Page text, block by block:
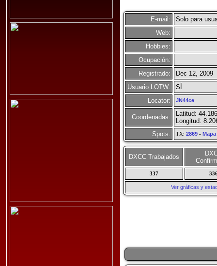
E-mail:
Solo para
Web:
Hobbies:
Ocupación:
Registrado:
Dec 12, 2009
Usuario LOTW:
SÍ
Locator:
JN44ce
Coordenadas:
Latitud:
Longitud:
Spots:
TX: 2869- Mapa
DXCC Trabajados
337
Ver gráficas y